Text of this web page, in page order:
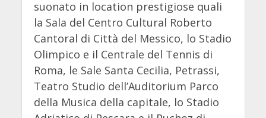
suonato in location prestigiose quali
la Sala del Centro Cultural Roberto
Cantoral di Città del Messico, lo Stadio
Olimpico e il Centrale del Tennis di
Roma, le Sale Santa Cecilia, Petrassi,
Teatro Studio dell’Auditorium Parco
della Musica della capitale, lo Stadio